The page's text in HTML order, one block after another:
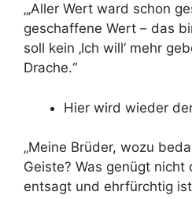
„‚Aller Wert ward schon
geschaffene Wert – das
soll kein ‚Ich will‘ mehr
Drache.“
Hier wird wieder
„Meine Brüder, wozu
Geiste? Was genügt
entsagt und ehrfürchtig